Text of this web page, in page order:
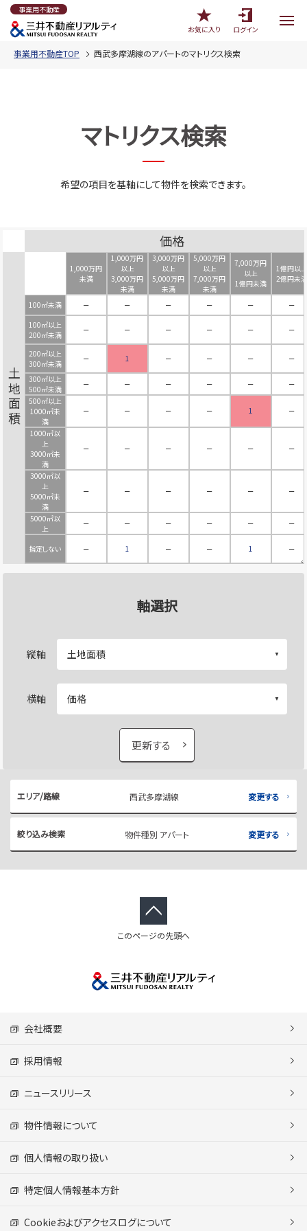
事業用不動産
お気に入り
ログイン
事業用不動産TOP 西武多摩湖線のアパートのマトリクス検索
マトリクス検索
希望の項目を基軸にして物件を検索できます。
価格
土地面積
1,000万円
未満
1,000万円
以上
3,000万円
未満
3,000万円
以上
5,000万円
未満
5,000万円
以上
7,000万円
未満
7,000万円
以上
1億円未満
1億円以上
2億円未満
100㎡未満 － － － － －
－
100㎡以上
200㎡未満
－ － － － － －
200㎡以上
300㎡未満
－ 1 － － －
－
300㎡以上
500㎡未満
－ － － － －
－
500㎡以上
1000㎡未
満
－ － － － 1 －
1000㎡以
上
3000㎡未
満
－ － － － － －
3000㎡以
上
5000㎡未
満
－ － － － － －
5000㎡以
上
－ － － － － －
指定しない － 1 － － 1 －
軸選択
縦軸
横軸
更新する
エリア/路線 西武多摩湖線 変更する
絞り込み検索 物件種別 アパート 変更する
このページの先頭へ
会社概要
採用情報
ニュースリリース
物件情報について
個人情報の取り扱い
特定個人情報基本方針
Cookieおよびアクセスログについて